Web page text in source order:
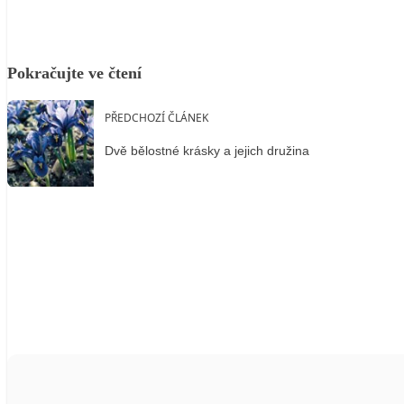
Pokračujte ve čtení
PŘEDCHOZÍ ČLÁNEK
Dvě bělostné krásky a jejich družina